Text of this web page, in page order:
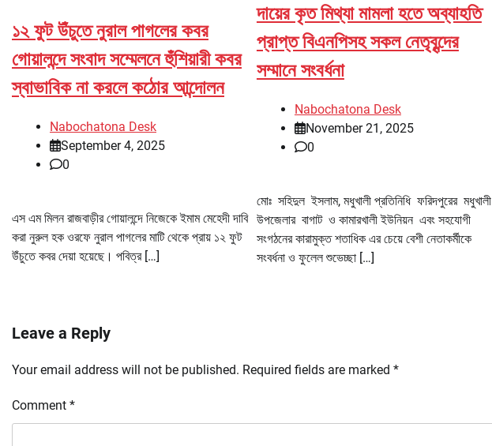
১২ ফুট উঁচুতে নুরাল পাগলের কবর
গোয়ালন্দে সংবাদ সম্মেলনে হুঁশিয়ারী কবর
স্বাভাবিক না করলে কঠোর আন্দোলন
Nabochatona Desk
September 4, 2025
0
এস এম মিলন রাজবাড়ীর গোয়ালন্দে নিজেকে ইমাম মেহেদী দাবি
করা নুরুল হক ওরফে নুরাল পাগলের মাটি থেকে প্রায় ১২ ফুট
উঁচুতে কবর দেয়া হয়েছে। পবিত্র […]
দায়ের কৃত মিথ্যা মামলা হতে অব্যাহতি
প্রাপ্ত বিএনপিসহ সকল নেতৃবৃন্দের
সম্মানে সংবর্ধনা
Nabochatona Desk
November 21, 2025
0
মোঃ সহিদুল ইসলাম, মধুখালী প্রতিনিধি ফরিদপুরের মধুখালী
উপজেলার বাগাট ও কামারখালী ইউনিয়ন এবং সহযোগী
সংগঠনের কারামুক্ত শতাধিক এর চেয়ে বেশী নেতাকর্মীকে
সংবর্ধনা ও ফুলেল শুভেচ্ছা […]
Leave a Reply
Your email address will not be published. Required fields are marked *
Comment *